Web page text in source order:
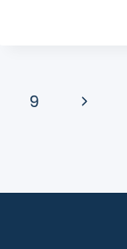
9
Next